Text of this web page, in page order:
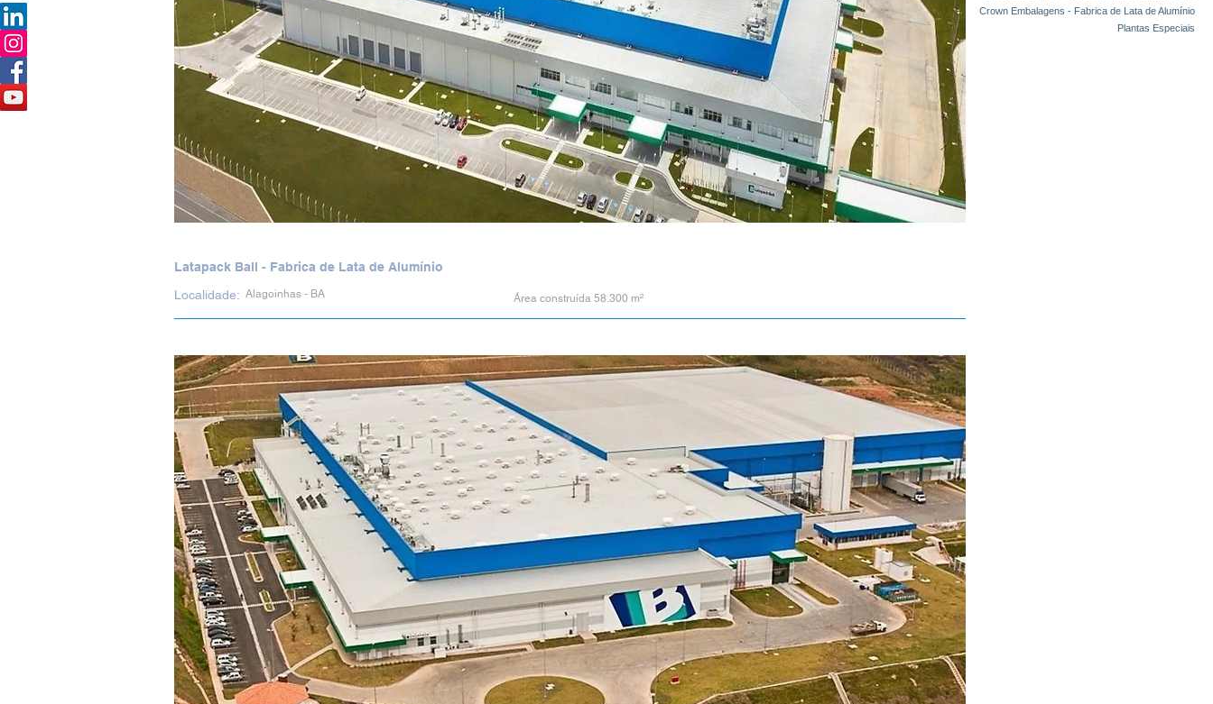
Crown Embalagens - Fabrica de Lata de Alumínio
Plantas Especiais
Latapack Ball - Fabrica de Lata de Alumínio
Localidade: Alagoinhas - BA Área construída 58.300 m²